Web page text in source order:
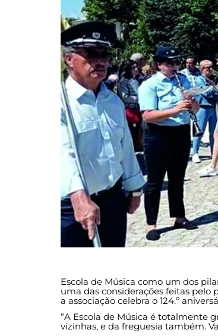
Escola de Música como um dos
uma das considerações feitas pelo
a associação celebra o 124.º
“A Escola de Música é totalmente
vizinhas, e da freguesia também.